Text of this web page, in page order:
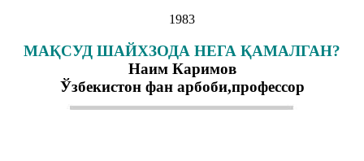
1983
МАҚСУД ШАЙХЗОДА НЕГА ҚАМАЛГАН?
Наим Каримов
Ўзбекистон фан арбоби,профессор